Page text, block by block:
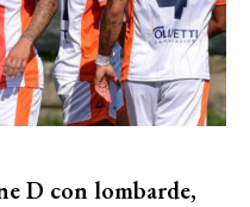
D con lombarde,